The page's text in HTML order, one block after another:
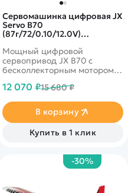
Сервомашинка цифровая JX
Servo B70
(87г/72/0.10/12.0V)
JXS-B70
Мощный цифровой
сервопривод JX B70 с
бесколлекторным мотором,
алюминиевом корпусе. Вес:
(11.1V), 72 кг/см (12.0V),
скорость: 0.12 с/60° (11.1V),
0.10 с/60° (12.0V).
12 070 ₽15 680 ₽
В корзину
Купить в 1 клик
-30%